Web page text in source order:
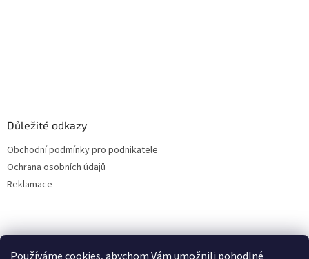
Důležité odkazy
Obchodní podmínky pro podnikatele
Ochrana osobních údajů
Reklamace